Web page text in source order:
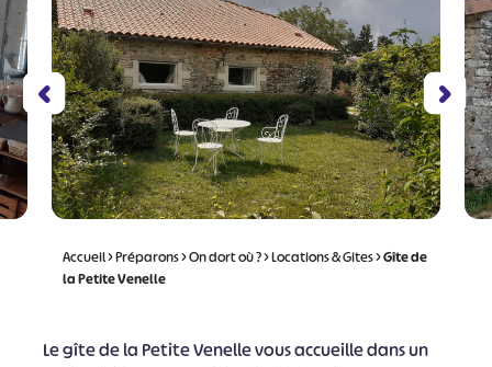
Accueil>Préparons>On dort où ?>Locations & Gites>Gîte de
la Petite Venelle
Le gîte de la Petite Venelle vous accueille dans un